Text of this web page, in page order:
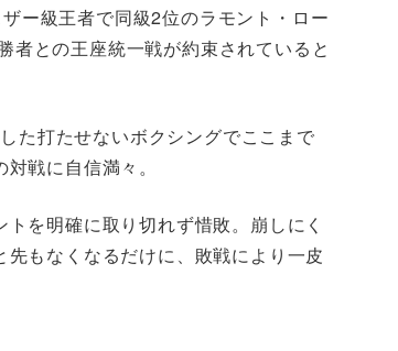
ー級王者で同級2位のラモント・ロー
との王座統一戦が約束されていると
た打たせないボクシングでここまで
戦に自信満々。
を明確に取り切れず惜敗。崩しにく
もなくなるだけに、敗戦により一皮